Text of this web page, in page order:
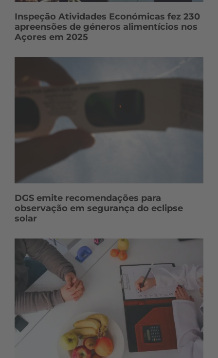
Inspeção Atividades Económicas fez 230
apreensões de géneros alimentícios nos
Açores em 2025
DGS emite recomendações para
observação em segurança do eclipse
solar